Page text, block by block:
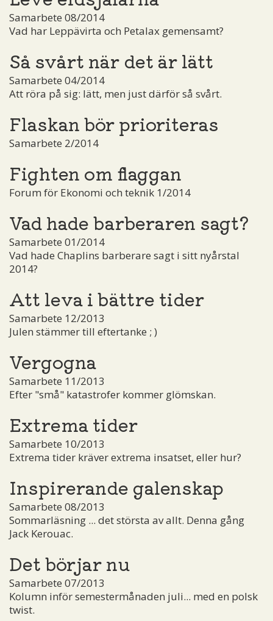
Samarbete 08/2014
Vad har Leppävirta och Petalax gemensamt?
Så svårt när det är lätt
Samarbete 04/2014
Att röra på sig: lätt, men just därför så svårt.
Flaskan bör prioriteras
Samarbete 2/2014
Fighten om flaggan
Forum för Ekonomi och teknik 1/2014
Vad hade barberaren sagt?
Samarbete 01/2014
Vad hade Chaplins barberare sagt i sitt nyårstal
2014?
Att leva i bättre tider
Samarbete 12/2013
Julen stämmer till eftertanke ; )
Vergogna
Samarbete 11/2013
Efter "små" katastrofer kommer glömskan.
Extrema tider
Samarbete 10/2013
Extrema tider kräver extrema insatset, eller hur?
Inspirerande galenskap
Samarbete 08/2013
Sommarläsning ... det största av allt. Denna gång
Jack Kerouac.
Det börjar nu
Samarbete 07/2013
Kolumn inför semestermånaden juli... med en polsk
twist.